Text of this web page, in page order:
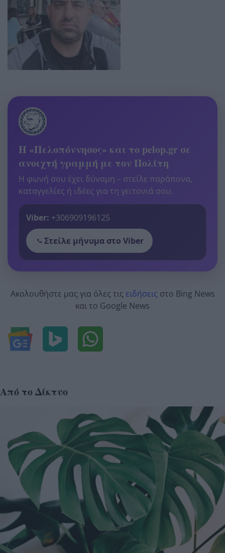
Η «Πελοπόννησος» και το pelop.gr σε
ανοιχτή γραμμή με τον Πολίτη
Η φωνή σου έχει δύναμη – στείλε παράπονα,
καταγγελίες ή ιδέες για τη γειτονιά σου.
Viber: +306909196125
Στείλε μήνυμα στο Viber
Ακολουθήστε μας για όλες τις ειδήσεις στο Bing News
και το Google News
Από το Δίκτυο